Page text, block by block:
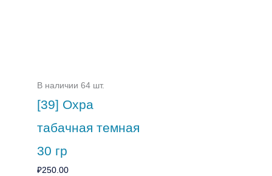
В наличии 64 шт.
[39] Охра
табачная темная
30 гр
₽250.00